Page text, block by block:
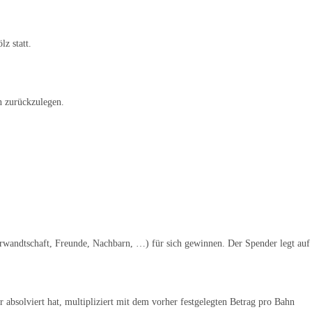
statt.
Freunde, Nachbarn, …) für sich gewinnen. Der Spender legt
absolviert hat, multipliziert mit dem vorher festgelegten Betrag pro Bahn